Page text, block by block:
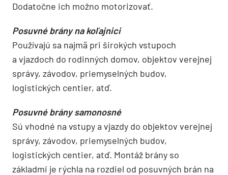
Dodatočne ich možno motorizovať.
Posuvné brány na koľajnici
Používajú sa najmä pri širokých vstupoch
a vjazdoch do rodinných domov, objektov verejnej
správy, závodov, priemyselných budov,
logistických centier, atď.
Posuvné brány samonosné
Sú vhodné na vstupy a vjazdy do objektov verejnej
správy, závodov, priemyselných budov,
logistických centier, atď. Montáž brány so
základmi je rýchla na rozdiel od posuvných brán na